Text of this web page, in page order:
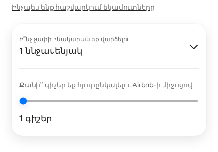
Ինչպես ենք հաշվարկում եկամուտները
Ի՞նչ չափի բնակարան եք վարձելու
1 ննջասենյակ
Քանի՞ գիշեր եք հյուրընկալելու Airbnb-ի միջոցով
1 գիշեր